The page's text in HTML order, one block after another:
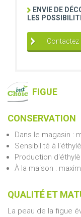
ENVIE DE
LES
FIGUE
CONSERVATION
Dans le magasin :
Sensibilité à
Production
À la maison :
QUALITÉ ET
La peau de la figue